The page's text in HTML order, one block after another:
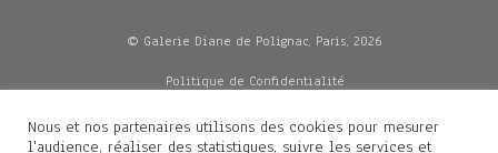
© Galerie Diane de Polignac, Paris, 2026
Politique de Confidentialité
Mentions légales
Livraisons
Nous et nos partenaires utilisons des cookies pour mesurer
l'audience, réaliser des statistiques, suivre les services et